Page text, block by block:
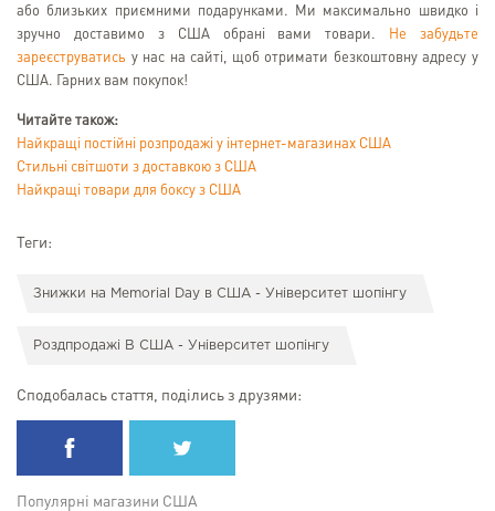
або близьких приємними подарунками. Ми максимально швидко і
зручно доставимо з США обрані вами товари.
Не забудьте
зареєструватись у нас на сайті, щоб отримати безкоштовну адресу у
США. Гарних вам покупок!
Читайте також:
Найкращі постійні розпродажі у інтернет-магазинах США
Стильні світшоти з доставкою з США
Найкращі товари для боксу з США
Теги:
Знижки на Memorial Day в США - Університет шопінгу
Роздпродажі В США - Університет шопінгу
Сподобалась стаття, поділись з друзями:
Популярні магазини США